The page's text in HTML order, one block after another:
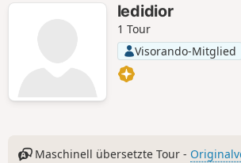
ledidior
1 Tour
Visorando-Mitglied
Maschinell übersetzte Tour -